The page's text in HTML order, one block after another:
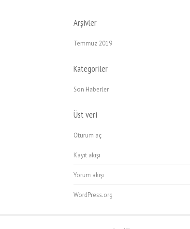
Arşivler
Temmuz 2019
Kategoriler
Son Haberler
Üst veri
Oturum aç
Kayıt akışı
Yorum akışı
WordPress.org